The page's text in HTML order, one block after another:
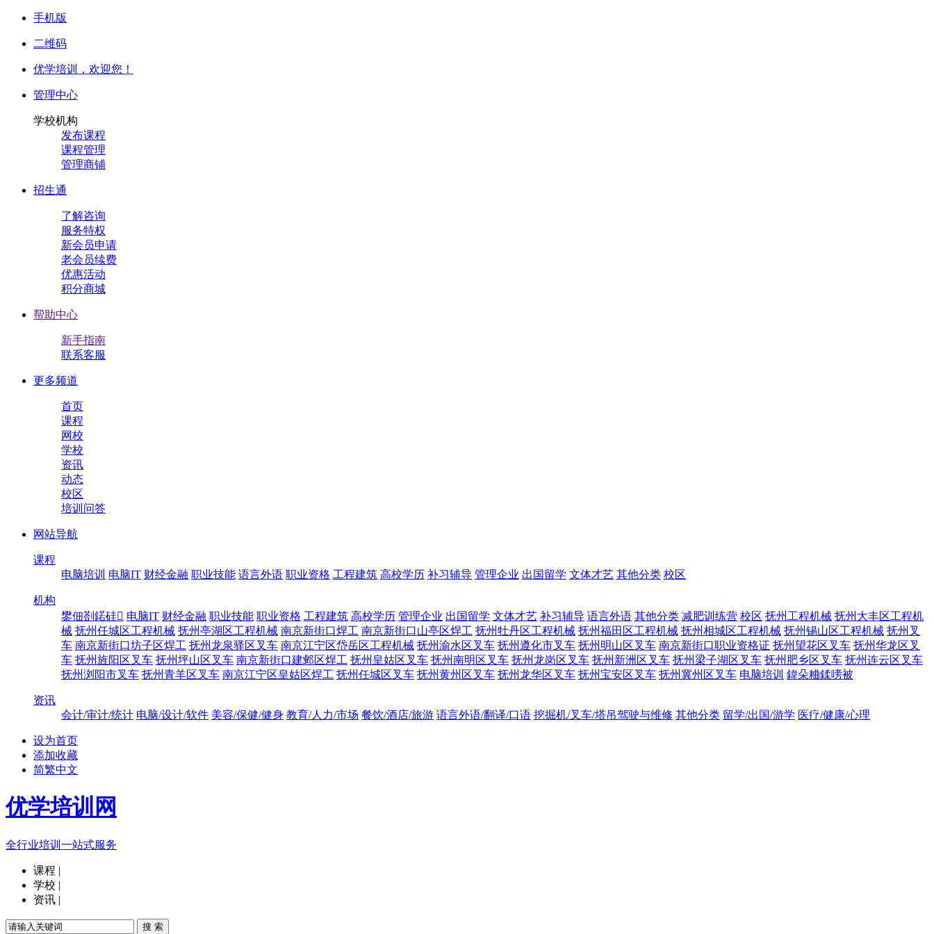
手机版
二维码
优学培训， 欢迎您！
管理中心
学校机构
发布课程
课程管理
管理商铺
招生通
了解咨询
服务特权
新会员申请
老会员续费
优惠活动
积分商城
帮助中心
新手指南
联系客服
更多频道
首页
课程
网校
学校
资讯
动态
校区
培训问答
网站导航
课程
电脑培训 电脑IT 财经金融 职业技能 语言外语 职业资格 工程建筑 高校学历 补习辅导 管理企业 出国留学 文体才艺 其他分类 校区
机构
鐢佃剳鍩硅 电脑IT 财经金融 职业技能 职业资格 工程建筑 高校学历 管理企业 出国留学 文体才艺 补习辅导 语言外语 其他分类 减肥训练营 校区 抚州工程机械 抚州大丰区工程机
械 抚州任城区工程机械 抚州亭湖区工程机械 南京新街口焊工 南京新街口山亭区焊工 抚州牡丹区工程机械 抚州福田区工程机械 抚州相城区工程机械 抚州锡山区工程机械 抚州叉
车 南京新街口坊子区焊工 抚州龙泉驿区叉车 南京江宁区岱岳区工程机械 抚州渝水区叉车 抚州遵化市叉车 抚州明山区叉车 南京新街口职业资格证 抚州望花区叉车 抚州华龙区叉
车 抚州旌阳区叉车 抚州坪山区叉车 南京新街口建邺区焊工 抚州皇姑区叉车 抚州南明区叉车 抚州龙岗区叉车 抚州新洲区叉车 抚州梁子湖区叉车 抚州肥乡区叉车 抚州连云区叉车
抚州浏阳市叉车 抚州青羊区叉车 南京江宁区皇姑区焊工 抚州任城区叉车 抚州黄州区叉车 抚州龙华区叉车 抚州宝安区叉车 抚州冀州区叉车 电脑培训 鍏朵粬鍒嗙被
资讯
会计/审计/统计 电脑/设计/软件 美容/保健/健身 教育/人力/市场 餐饮/酒店/旅游 语言外语/翻译/口语 挖掘机/叉车/塔吊驾驶与维修 其他分类 留学/出国/游学 医疗/健康/心理
设为首页
添加收藏
简繁中文
优学培训网
全行业培训一站式服务
课程 |
学校 |
资讯 |